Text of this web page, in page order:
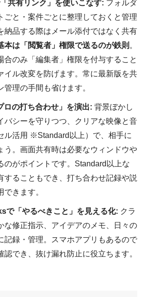
共有リンク」を使いこなす: フォルダ
ごと・案件ごとに整理しておくと管理
納品する際はメール添付ではなく共有
本は「閲覧者」権限で送るのが鉄則 。
合のみ「編集者」権限を付与すること
イル改変を防げます。常に最新版を共
理の手間も省けます。
の打ち合わせ」を演出: 背景ぼかし
バシーを守りつつ、クリアな映像と音
ル活用 ※Standard以上）で、相手に
う。画面共有時は必要なウィンドウや
のがポイントです。Standard以上な
することもでき、打ち合わせ記録や説
きます。
で「やるべきこと」を見える化: クラ
な修正指示、アイデアのメモ、日々の
記録・管理。スマホアプリもあるので
認でき、抜け漏れ防止に役立ちます。